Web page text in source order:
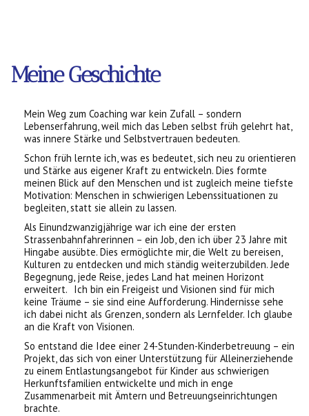
Meine Geschichte
Mein Weg zum Coaching war kein Zufall – sondern
Lebenserfahrung, weil mich das Leben selbst früh gelehrt hat,
was innere Stärke und Selbstvertrauen bedeuten.
Schon früh lernte ich, was es bedeutet, sich neu zu orientieren
und Stärke aus eigener Kraft zu entwickeln. Dies formte
meinen Blick auf den Menschen und ist zugleich meine tiefste
Motivation: Menschen in schwierigen Lebenssituationen zu
begleiten, statt sie allein zu lassen.
Als Einundzwanzigjährige war ich eine der ersten
Strassenbahnfahrerinnen – ein Job, den ich über 23 Jahre mit
Hingabe ausübte. Dies ermöglichte mir, die Welt zu bereisen,
Kulturen zu entdecken und mich ständig weiterzubilden. Jede
Begegnung, jede Reise, jedes Land hat meinen Horizont
erweitert. Ich bin ein Freigeist und Visionen sind für mich
keine Träume – sie sind eine Aufforderung. Hindernisse sehe
ich dabei nicht als Grenzen, sondern als Lernfelder. Ich glaube
an die Kraft von Visionen.
So entstand die Idee einer 24-Stunden-Kinderbetreuung – ein
Projekt, das sich von einer Unterstützung für Alleinerziehende
zu einem Entlastungsangebot für Kinder aus schwierigen
Herkunftsfamilien entwickelte und mich in enge
Zusammenarbeit mit Ämtern und Betreuungseinrichtungen
brachte.